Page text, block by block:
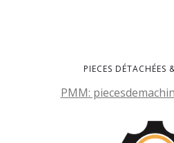
PIECES DÉTACHÉES
PMM: